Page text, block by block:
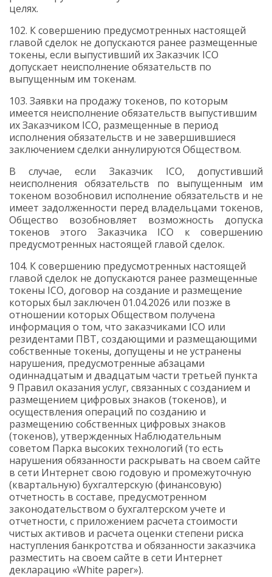
целях.
102. К совершению предусмотренных настоящей
главой сделок не допускаются ранее размещенные
токены, если выпустивший их Заказчик ICO
допускает неисполнение обязательств по
выпущенным им токенам.
103. Заявки на продажу токенов, по которым
имеется неисполнение обязательств выпустившим
их Заказчиком ICO, размещенные в период
исполнения обязательств и не завершившиеся
заключением сделки аннулируются Обществом.
В случае, если Заказчик ICO, допустивший
неисполнения обязательств по выпущенным им
токеном возобновил исполнение обязательств и не
имеет задолженности перед владельцами токенов,
Общество возобновляет возможность допуска
токенов этого Заказчика ICO ксовершению
предусмотренных настоящей главой сделок.
104. К совершению предусмотренных настоящей
главой сделок не допускаются ранее размещенные
токены ICO, договор на создание и размещение
которых был заключен 01.04.2026 или позже в
отношении которых Обществом получена
информация о том, что заказчиками ICO или
резидентами ПBT, создающими и размещающими
собственные токены, допущены и не устранены
нарушения, предусмотренные абзацами
одиннадцатым и двадцатым части третьей пункта
9 Правил оказания услуг, связанных с созданием и
размещением цифровых знаков (токенов), и
осуществления операций по созданию и
размещению собственных цифровых знаков
(токенов), утвержденных Наблюдательным
советом Парка высоких технологий (то есть
нарушения обязанности раскрывать на своем сайте
в сети Интернет свою годовую и промежуточную
(квартальную) бухгалтерскую (финансовую)
отчетность в составе, предусмотренном
законодательством о бухгалтерском учете и
отчетности, с приложением расчета стоимости
чистых активов и расчета оценки степени риска
наступления банкротства и обязанности заказчика
разместить на своем сайте в сети Интернет
декларацию «White paper»).